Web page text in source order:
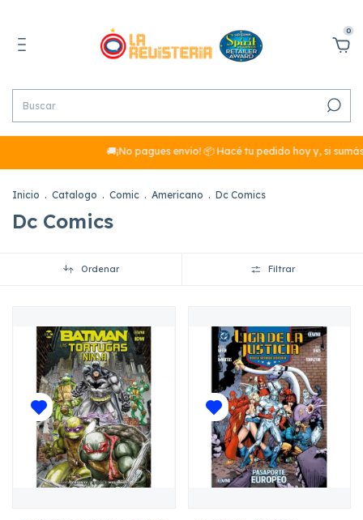
0
🚚¡No pagues envío! 📦 Hacé tu pedido hoy y, si sumás más de
Inicio . Catalogo . Comic . Americano . Dc Comics
Dc Comics
Ordenar Filtrar